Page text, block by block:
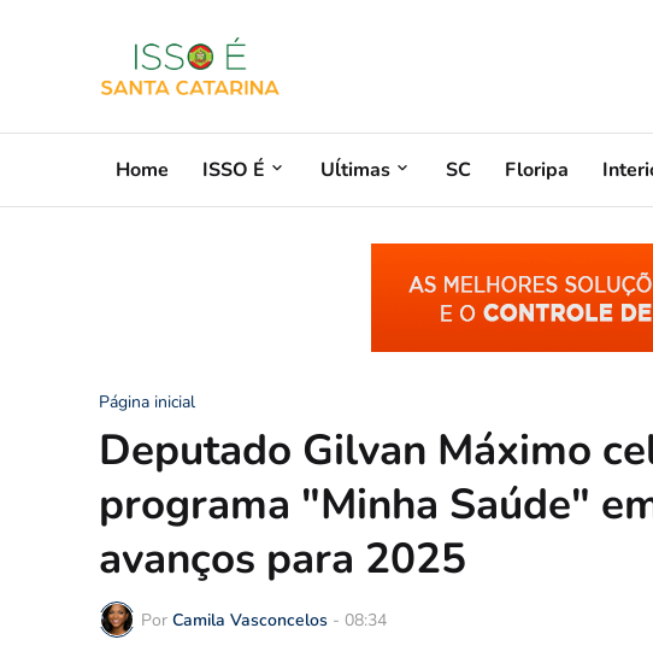
Home ISSO É Uĺtimas SC Floripa
Página inicial
Deputado Gilvan Máximo
programa "Minha Saúde"
avanços para 2025
Por Camila Vasconcelos - 08:34